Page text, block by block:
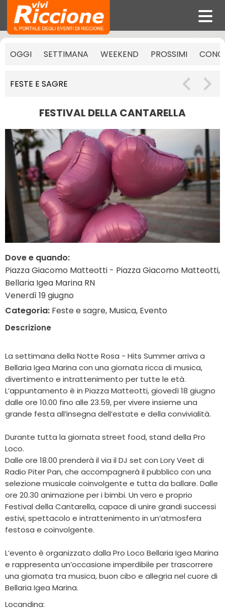
OGGI SETTIMANA WEEKEND PROSSIMI
FESTE E SAGRE
FESTIVAL DELLA CANTARELLA
Dove e quando:
Piazza Giacomo Matteotti - Piazza Giacomo Matteotti,
Bellaria Igea Marina RN
Venerdì 19 giugno
Categoria: Feste e sagre, Musica, Evento
Descrizione
La settimana della Notte Rosa - Hits Summer arriva a
Bellaria Igea Marina con una giornata ricca di musica,
divertimento e intrattenimento per tutte le età.
L’appuntamento è in Piazza Matteotti, giovedì 18 giugno
dalle ore 10.00 fino alle 23.59, per vivere insieme una
grande festa all’insegna dell’estate e della convivialità.
Durante tutta la giornata street food, stand della Pro
Loco.
Dalle ore 18.00 prenderà il via il DJ set con Lory Veet di
Radio Piter Pan, che accompagnerà il pubblico con una
selezione musicale coinvolgente e tutta da ballare. Dalle
ore 20.30 animazione per i bimbi. Un vero e proprio
Festival della Cantarella, capace di unire grandi successi
estivi, spettacolo e intrattenimento in un’atmosfera
festosa e coinvolgente.
L’evento è organizzato dalla Pro Loco Bellaria Igea Marina
e rappresenta un’occasione imperdibile per trascorrere
una giornata tra musica, buon cibo e allegria nel cuore di
Bellaria Igea Marina.
Locandina: